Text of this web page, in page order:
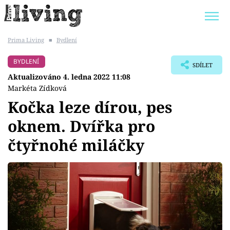
BYDLENÍ SLAVNÝCH
Témata
Bydlení
Zahrada
Design
Prima Living ■ Bydlení
BYDLENÍ
Aktualizováno 4. ledna 2022 11:08
Markéta Zídková
SDÍLET
Kočka leze dírou, pes
oknem. Dvířka pro
čtyřnohé miláčky